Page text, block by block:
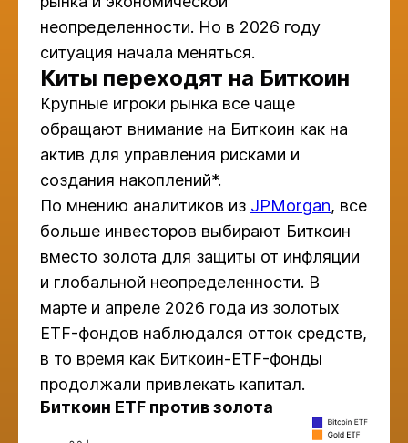
неопределенности. Но в 2026 году
ситуация начала меняться.
Киты переходят на Биткоин
Крупные игроки рынка все чаще
обращают внимание на Биткоин как на
актив для управления рисками и
создания накоплений*.
По мнению аналитиков из JPMorgan, все
больше инвесторов выбирают Биткоин
вместо золота для защиты от инфляции
и глобальной неопределенности. В
марте и апреле 2026 года из золотых
ETF-фондов наблюдался отток средств,
в то время как Биткоин-ETF-фонды
продолжали привлекать капитал.
Биткоин ETF против золота